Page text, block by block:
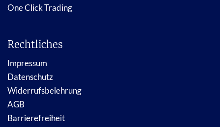
One Click Trading
Rechtliches
Impressum
Datenschutz
Widerrufsbelehrung
AGB
Barrierefreiheit